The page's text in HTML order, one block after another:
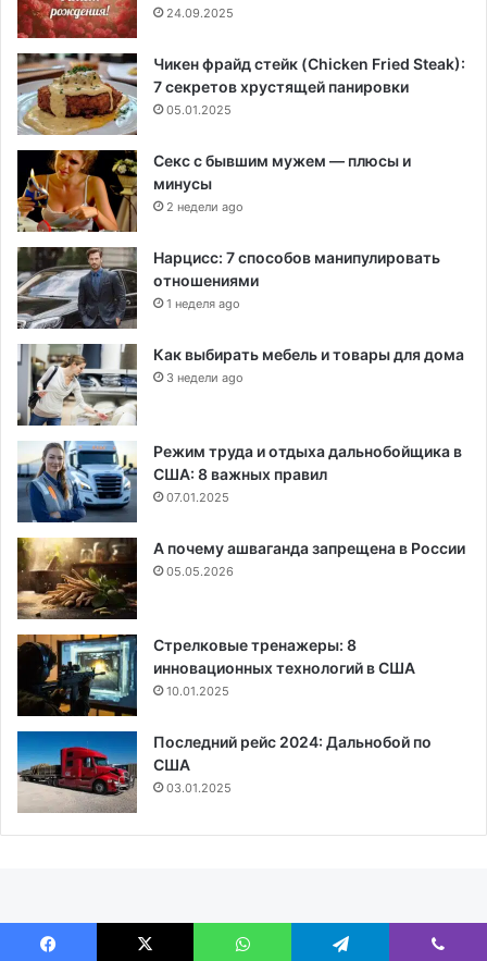
24.09.2025
Чикен фрайд стейк (Chicken Fried Steak):
7 секретов хрустящей панировки
05.01.2025
Секс с бывшим мужем — плюсы и
минусы
2 недели ago
Нарцисс: 7 способов манипулировать
отношениями
1 неделя ago
Как выбирать мебель и товары для дома
3 недели ago
Режим труда и отдыха дальнобойщика в
США: 8 важных правил
07.01.2025
А почему ашваганда запрещена в России
05.05.2026
Стрелковые тренажеры: 8
инновационных технологий в США
10.01.2025
Последний рейс 2024: Дальнобой по
США
03.01.2025